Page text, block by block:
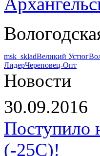
msk_skladВеликий Устюг
ЛидерЧереповец-Опт
Новости
30.09.2016
Поступило
(-25С)!